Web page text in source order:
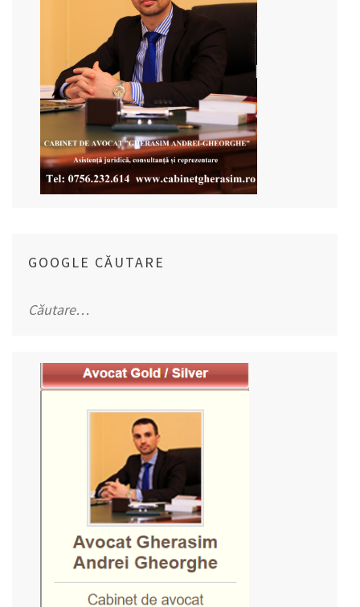
GOOGLE CĂUTARE
după: